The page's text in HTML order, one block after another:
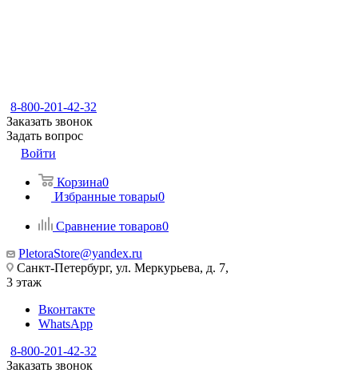
8-800-201-42-32
Заказать звонок
Задать вопрос
Войти
Корзина0
Избранные товары0
Сравнение товаров0
PletoraStore@yandex.ru
Санкт-Петербург, ул. Меркурьева, д. 7,
3 этаж
Вконтакте
WhatsApp
8-800-201-42-32
Заказать звонок